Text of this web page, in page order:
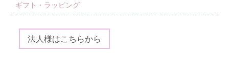
ギフト・ラッピング
法人様はこちらから